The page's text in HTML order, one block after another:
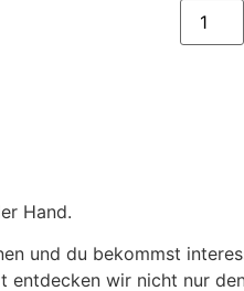
Hand.
und du bekommst
wir nicht nur